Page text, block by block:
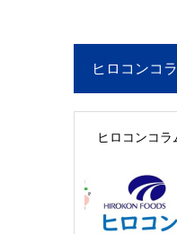
ヒロコンコ
ヒロコンコラ